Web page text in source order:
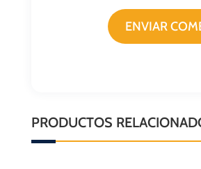
ENVIAR
PRODUCTOS